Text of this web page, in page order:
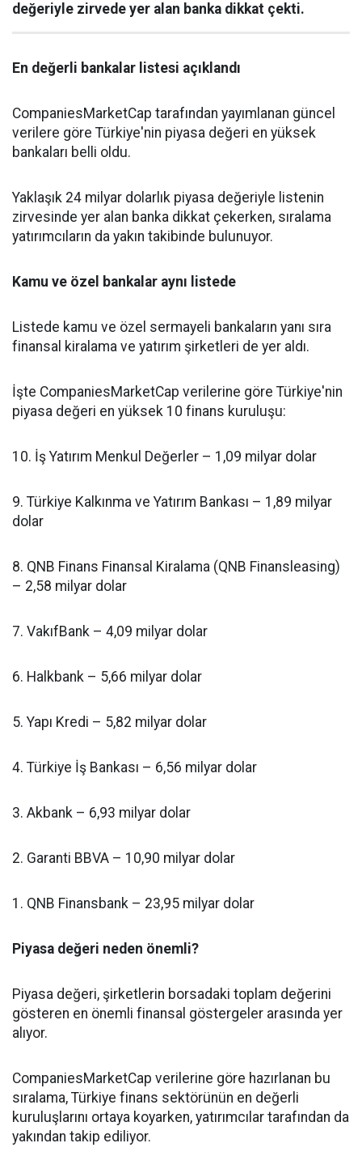
değeriyle zirvede yer alan banka dikkat çekti.
En değerli bankalar listesi açıklandı
CompaniesMarketCap tarafından yayımlanan güncel
verilere göre Türkiye'nin piyasa değeri en yüksek
bankaları belli oldu.
Yaklaşık 24 milyar dolarlık piyasa değeriyle listenin
zirvesinde yer alan banka dikkat çekerken, sıralama
yatırımcıların da yakın takibinde bulunuyor.
Kamu ve özel bankalar aynı listede
Listede kamu ve özel sermayeli bankaların yanı sıra
finansal kiralama ve yatırım şirketleri de yer aldı.
İşte CompaniesMarketCap verilerine göre Türkiye'nin
piyasa değeri en yüksek 10 finans kuruluşu:
10. İş Yatırım Menkul Değerler – 1,09 milyar dolar
9. Türkiye Kalkınma ve Yatırım Bankası – 1,89 milyar
dolar
8. QNB Finans Finansal Kiralama (QNB Finansleasing)
– 2,58 milyar dolar
7. VakıfBank – 4,09 milyar dolar
6. Halkbank – 5,66 milyar dolar
5. Yapı Kredi – 5,82 milyar dolar
4. Türkiye İş Bankası – 6,56 milyar dolar
3. Akbank – 6,93 milyar dolar
2. Garanti BBVA – 10,90 milyar dolar
1. QNB Finansbank – 23,95 milyar dolar
Piyasa değeri neden önemli?
Piyasa değeri, şirketlerin borsadaki toplam değerini
gösteren en önemli finansal göstergeler arasında yer
alıyor.
CompaniesMarketCap verilerine göre hazırlanan bu
sıralama, Türkiye finans sektörünün en değerli
kuruluşlarını ortaya koyarken, yatırımcılar tarafından da
yakından takip ediliyor.